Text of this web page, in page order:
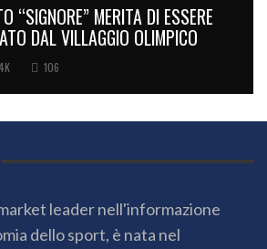
“SIGNORE” MERITA DI ESSERE
DAL VILLAGGIO OLIMPICO
106
leader nell'informazione
dello sport, è nata nel